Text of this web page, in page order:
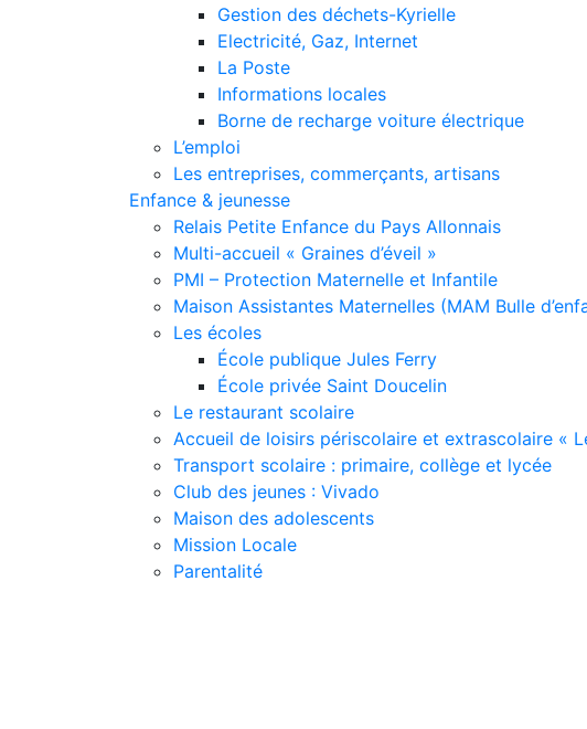
Gestion des déchets-Kyrielle
Electricité, Gaz, Internet
La Poste
Informations locales
Borne de recharge voiture électrique
L’emploi
Les entreprises, commerçants, artisans
Enfance & jeunesse
Relais Petite Enfance du Pays Allonnais
Multi-accueil « Graines d’éveil »
PMI – Protection Maternelle et Infantile
Maison Assistantes Maternelles (MAM Bulle
Les écoles
École publique Jules Ferry
École privée Saint Doucelin
Le restaurant scolaire
Accueil de loisirs périscolaire et extrascolaire «
Transport scolaire : primaire, collège et lycée
Club des jeunes : Vivado
Maison des adolescents
Mission Locale
Parentalité